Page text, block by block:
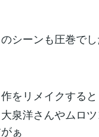
シーンも圧巻で
をリメイクする
泉洋さんやムロ
ぁ